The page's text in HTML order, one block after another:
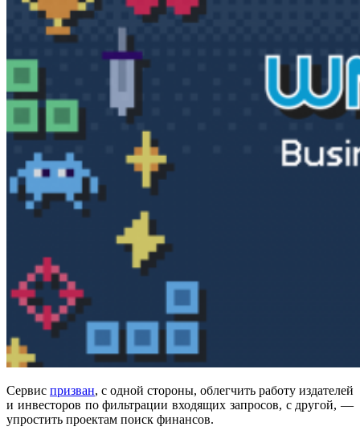
Сервис призван, с одной стороны, облегчить работу издателей
и инвесторов по фильтрации входящих запросов, с другой, —
упростить проектам поиск финансов.